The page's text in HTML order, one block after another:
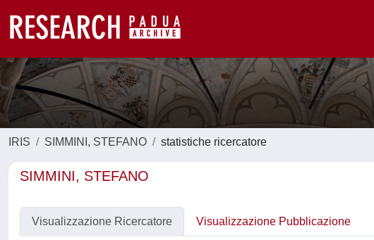
IRIS SIMMINI, STEFANO statistiche ricercatore
SIMMINI, STEFANO
Visualizzazione Ricercatore Visualizzazione Pubblicazione